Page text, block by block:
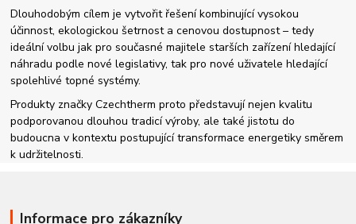
Dlouhodobým cílem je vytvořit řešení kombinující vysokou
účinnost, ekologickou šetrnost a cenovou dostupnost – tedy
ideální volbu jak pro současné majitele starších zařízení hledající
náhradu podle nové legislativy, tak pro nové uživatele hledající
spolehlivé topné systémy.
Produkty značky Czechtherm proto představují nejen kvalitu
podporovanou dlouhou tradicí výroby, ale také jistotu do
budoucna v kontextu postupující transformace energetiky směrem
k udržitelnosti.
Informace pro zákazníky